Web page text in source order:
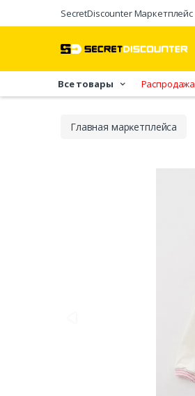
SecretDiscounter Маркетплейс
Все товары Распродажа
Главная марĸетплейса